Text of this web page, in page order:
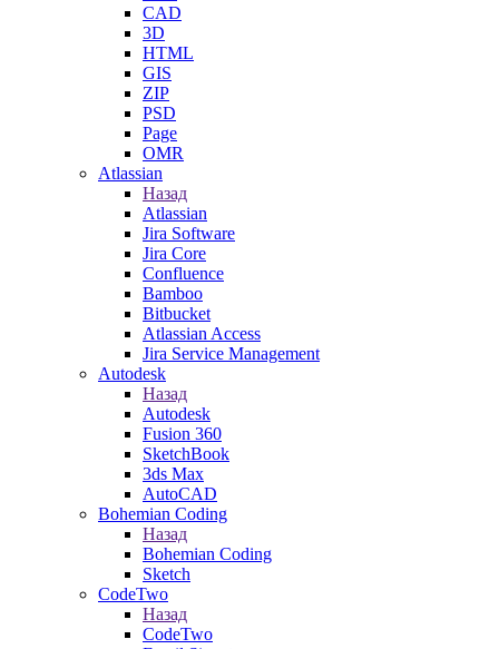
CAD
3D
HTML
GIS
ZIP
PSD
Page
OMR
Atlassian
Назад
Atlassian
Jira Software
Jira Core
Confluence
Bamboo
Bitbucket
Atlassian Access
Jira Service Management
Autodesk
Назад
Autodesk
Fusion 360
SketchBook
3ds Max
AutoCAD
Bohemian Coding
Назад
Bohemian Coding
Sketch
CodeTwo
Назад
CodeTwo